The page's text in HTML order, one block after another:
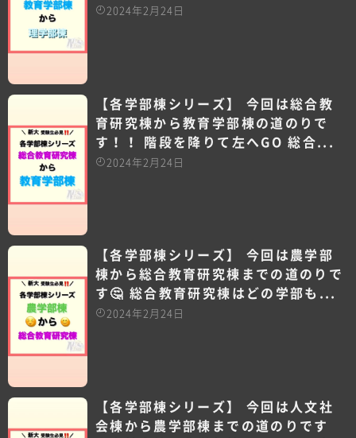
2024年2月24日
【各学部棟シリーズ】 今回は総合教
育研究棟から教育学部棟の道のりで
す！！ 階段を降りて左へGO 総合...
2024年2月24日
【各学部棟シリーズ】 今回は農学部
棟から総合教育研究棟までの道のりで
す🤔 総合教育研究棟はどの学部も...
2024年2月24日
【各学部棟シリーズ】 今回は人文社
会棟から農学部棟までの道のりです